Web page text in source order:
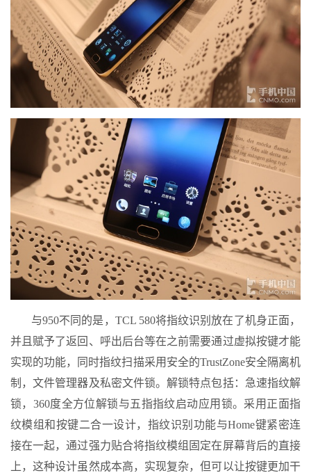
与950不同的是，TCL 580将指纹识别放在了机身正面，
并且赋予了返回、呼出后台等在之前需要通过虚拟按键才能
实现的功能，同时指纹扫描采用安全的TrustZone安全隔离机
制，文件管理器及私密文件锁。解锁特点包括：急速指纹解
锁，360度全方位解锁与五指指纹启动应用锁。采用正面指
纹模组和按键二合一设计，指纹识别功能与Home键紧密连
接在一起，通过强力贴合将指纹模组固定在屏幕背后的直接
上，这种设计虽然成本高，实现复杂，但可以让按键更加干